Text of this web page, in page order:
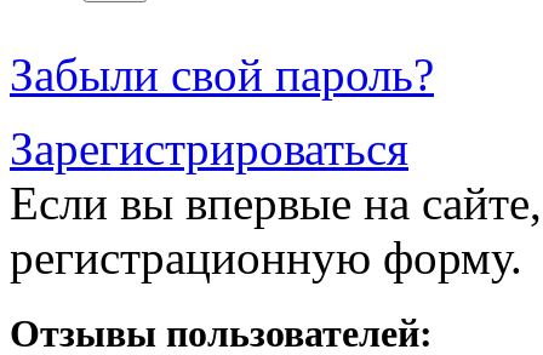
Забыли свой пароль?
Зарегистрироваться
Если вы впервые на
регистрационную форму.
Отзывы пользователей: